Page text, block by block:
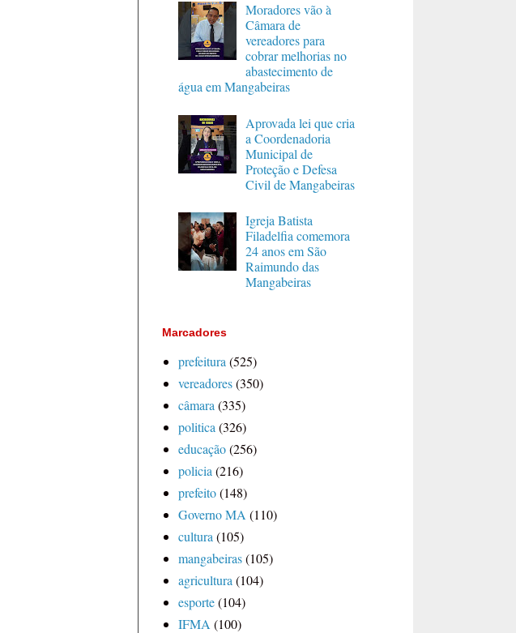
Moradores vão à
Câmara de
vereadores para
cobrar melhorias no
abastecimento de
água em Mangabeiras
Aprovada lei que cria
a Coordenadoria
Municipal de
Proteção e Defesa
Civil de Mangabeiras
Igreja Batista
Filadelfia comemora
24 anos em São
Raimundo das
Mangabeiras
Marcadores
prefeitura (525)
vereadores(350)
câmara (335)
politica (326)
educação(256)
policia (216)
prefeito(148)
Governo MA (110)
cultura (105)
mangabeiras(105)
agricultura (104)
esporte(104)
IFMA (100)